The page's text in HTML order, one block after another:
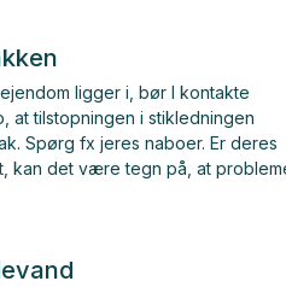
ligger i, bør I kontakte
at tilstopningen i stikledningen
Spørg fx jeres naboer. Er deres
kan det være tegn på, at